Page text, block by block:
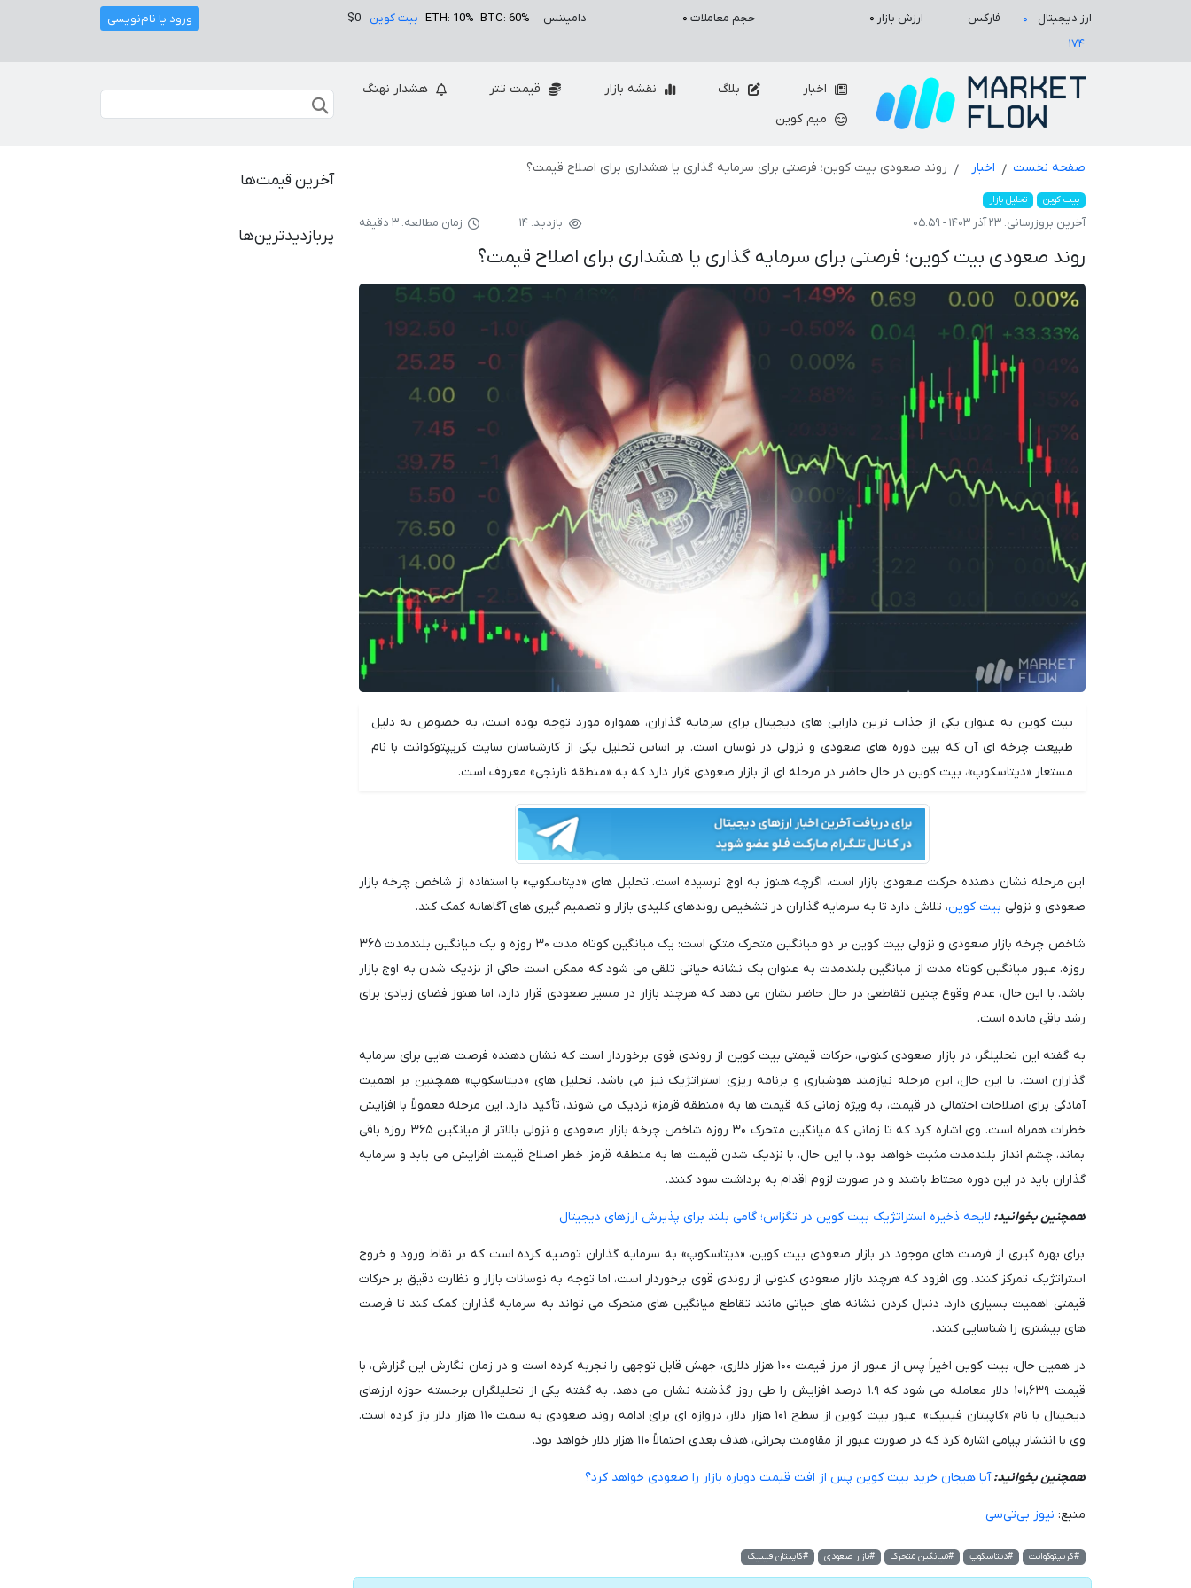
ارز دیجیتال ۰
فارکس
۱۷۴
ارزش بازار ۰ حجم معاملات ۰ دامیننس BTC: 60%
ETH: 10% بیت کوین $0 ورود یا نام‌نویسی
اخبار بلاگ نقشه بازار قیمت تتر
هشدار نهنگ
میم کوین
صفحه نخست اخبار روند صعودی بیت کوین؛ فرصتی برای سرمایه گذاری یا هشداری برای اصلاح قیمت؟
بیت کوین تحلیل بازار
آخرین بروزرسانی:۲۳ آذر ۱۴۰۳ - ۰۵:۵۹ بازدید: ۱۴ زمان مطالعه: ۳ دقیقه
روند صعودی بیت کوین؛ فرصتی برای سرمایه گذاری یا هشداری برای اصلاح قیمت؟
بیت کوین به عنوان یکی از جذاب ترین دارایی های دیجیتال برای سرمایه گذاران، همواره مورد توجه بوده است، به خصوص به دلیل
طبیعت چرخه ای آن که بین دوره های صعودی و نزولی در نوسان است. بر اساس تحلیل یکی از کارشناسان سایت کریپتوکوانت با نام
مستعار «دیتاسکوپ»، بیت کوین در حال حاضر در مرحله ای از بازار صعودی قرار دارد که به «منطقه نارنجی» معروف است.
این مرحله نشان دهنده حرکت صعودی بازار است، اگرچه هنوز به اوج نرسیده است. تحلیل های «دیتاسکوپ» با استفاده از شاخص چرخه بازار
صعودی و نزولی بیت کوین، تلاش دارد تا به سرمایه گذاران در تشخیص روندهای کلیدی بازار و تصمیم گیری های آگاهانه کمک کند.
شاخص چرخه بازار صعودی و نزولی بیت کوین بر دو میانگین متحرک متکی است: یک میانگین کوتاه مدت ۳۰ روزه و یک میانگین بلندمدت ۳۶۵
روزه. عبور میانگین کوتاه مدت از میانگین بلندمدت به عنوان یک نشانه حیاتی تلقی می شود که ممکن است حاکی از نزدیک شدن به اوج بازار
باشد. با این حال، عدم وقوع چنین تقاطعی در حال حاضر نشان می دهد که هرچند بازار در مسیر صعودی قرار دارد، اما هنوز فضای زیادی برای
رشد باقی مانده است.
به گفته این تحلیلگر، در بازار صعودی کنونی، حرکات قیمتی بیت کوین از روندی قوی برخوردار است که نشان دهنده فرصت هایی برای سرمایه
گذاران است. با این حال، این مرحله نیازمند هوشیاری و برنامه ریزی استراتژیک نیز می باشد. تحلیل های «دیتاسکوپ» همچنین بر اهمیت
آمادگی برای اصلاحات احتمالی در قیمت، به ویژه زمانی که قیمت ها به «منطقه قرمز» نزدیک می شوند، تأکید دارد. این مرحله معمولاً با افزایش
خطرات همراه است. وی اشاره کرد که تا زمانی که میانگین متحرک ۳۰ روزه شاخص چرخه بازار صعودی و نزولی بالاتر از میانگین ۳۶۵ روزه باقی
بماند، چشم انداز بلندمدت مثبت خواهد بود. با این حال، با نزدیک شدن قیمت ها به منطقه قرمز، خطر اصلاح قیمت افزایش می یابد و سرمایه
گذاران باید در این دوره محتاط باشند و در صورت لزوم اقدام به برداشت سود کنند.
همچنین بخوانید: لایحه ذخیره استراتژیک بیت کوین در تگزاس؛ گامی بلند برای پذیرش ارزهای دیجیتال
برای بهره گیری از فرصت های موجود در بازار صعودی بیت کوین، «دیتاسکوپ» به سرمایه گذاران توصیه کرده است که بر نقاط ورود و خروج
استراتژیک تمرکز کنند. وی افزود که هرچند بازار صعودی کنونی از روندی قوی برخوردار است، اما توجه به نوسانات بازار و نظارت دقیق بر حرکات
قیمتی اهمیت بسیاری دارد. دنبال کردن نشانه های حیاتی مانند تقاطع میانگین های متحرک می تواند به سرمایه گذاران کمک کند تا فرصت
های بیشتری را شناسایی کنند.
در همین حال، بیت کوین اخیراً پس از عبور از مرز قیمت ۱۰۰ هزار دلاری، جهش قابل توجهی را تجربه کرده است و در زمان نگارش این گزارش، با
قیمت ۱۰۱,۶۳۹ دلار معامله می شود که ۱.۹ درصد افزایش را طی روز گذشته نشان می دهد. به گفته یکی از تحلیلگران برجسته حوزه ارزهای
دیجیتال با نام «کاپیتان فیبیک»، عبور بیت کوین از سطح ۱۰۱ هزار دلار، دروازه ای برای ادامه روند صعودی به سمت ۱۱۰ هزار دلار باز کرده است.
وی با انتشار پیامی اشاره کرد که در صورت عبور از مقاومت بحرانی، هدف بعدی احتمالاً ۱۱۰ هزار دلار خواهد بود.
همچنین بخوانید:آیا هیجان خرید بیت کوین پس از افت قیمت دوباره بازار را صعودی خواهد کرد؟
منبع: نیوز بی‌تی‌سی
#کریپتوکوانت #دیتاسکوپ #میانگین متحرک #بازار صعودی #کاپیتان فیبیک
آخرین قیمت‌ها
پربازدیدترین‌ها